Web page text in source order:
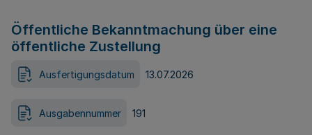
Öffentliche Bekanntmachung über eine
öffentliche Zustellung
Ausfertigungsdatum 13.07.2026
Ausgabennummer 191